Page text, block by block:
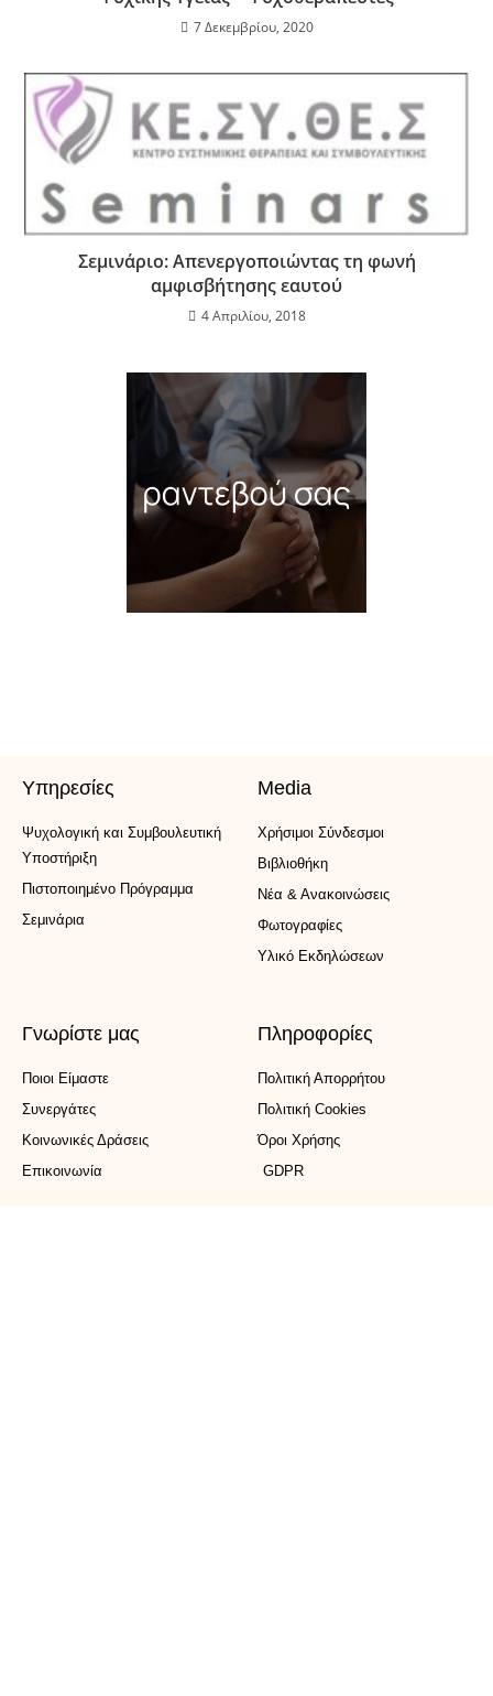
7 Δεκεμβρίου, 2020
Σεμινάριο: Απενεργοποιώντας τη φωνή
αμφισβήτησης εαυτού
4 Απριλίου, 2018
Υπηρεσίες
Ψυχολογική και Συμβουλευτική
Υποστήριξη
Πιστοποιημένο Πρόγραμμα
Σεμινάρια
Media
Xρήσιμοι Σύνδεσμοι
Βιβλιοθήκη
Νέα & Ανακοινώσεις
Φωτογραφίες
Υλικό Εκδηλώσεων
Γνωρίστε μας
Ποιοι Είμαστε
Συνεργάτες
Κοινωνικές Δράσεις
Επικοινωνία
Πληροφορίες
Πολιτική Απορρήτου
Πολιτική Cookies
Όροι Χρήσης
GDPR